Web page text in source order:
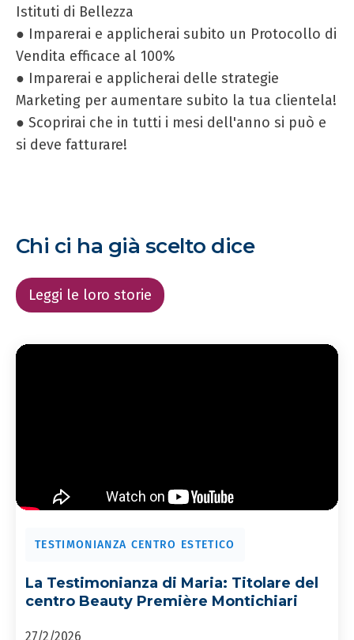
Istituti di Bellezza
● Imparerai e applicherai subito un Protocollo di
Vendita efficace al 100%
● Imparerai e applicherai delle strategie
Marketing per aumentare subito la tua clientela!
● Scoprirai che in tutti i mesi dell'anno si può e
si deve fatturare!
Chi ci ha già scelto dice
Leggi le loro storie
TESTIMONIANZA CENTRO ESTETICO
La Testimonianza di Maria: Titolare del
centro Beauty Première Montichiari
27/2/2026